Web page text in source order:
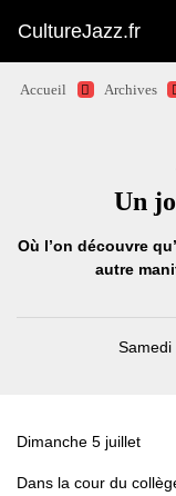
CultureJazz.fr
Accueil Archives
Un
Où l’on découvre
autre
Samedi
Dimanche 5 juillet
Dans la cour du